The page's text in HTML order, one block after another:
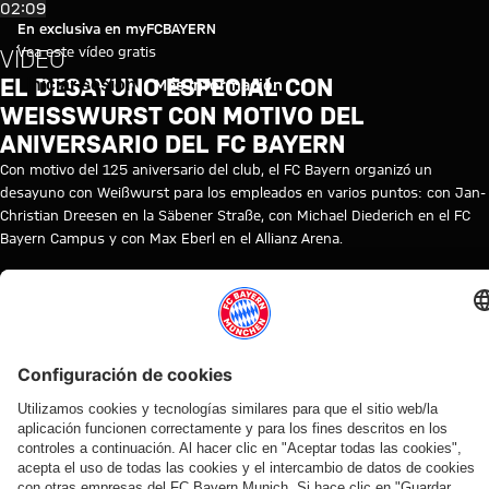
Vídeo: El desayuno especial
Reproducir vídeo
En exclusiva en myFCBAYERN
Vea este vídeo gratis
Iniciar sesión Más información
02:09
VÍDEO
EL DESAYUNO ESPECIAL CON
WEISSWURST CON MOTIVO DEL A
NIVERSARIO DEL FC BAYERN
Con motivo del 125 aniversario del club, el FC Bayern organizó un
desayuno con Weißwurst para los empleados en varios puntos: con Jan-
Christian Dreesen en la Säbener Straße, con Michael Diederich en el FC
Bayern Campus y con Max Eberl en el Allianz Arena.
TEMAS DE ESTE VÍDEO
FC
BAYERN
TV
FC
BAYERN
125
HISTORIACLUB MYFCBAYERN
VÍDEOS RELACIONADOS
Vídeo
Entrevista
Vídeo
AUDI
VídeoVídeoVídeo
EN DIFERIDO
VídeoVídeo
VÍDEO
Vídeo
VÍDEO